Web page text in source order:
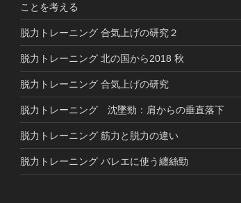
ことを考える
脱力トレーニング 合気上げの研究２
脱力トレーニング 北の国から2018 秋
脱力トレーニング 合気上げの研究
脱力トレーニング 沈墜勁：肩からの垂直落下
脱力トレーニング 筋力と脱力の違い
脱力トレーニング バレエに使う纏絲勁